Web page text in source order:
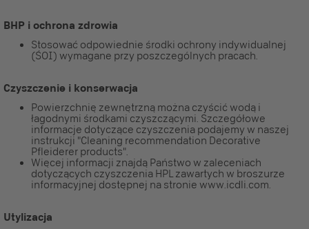
BHP i ochrona zdrowia
Stosować odpowiednie środki ochrony indywidualnej
(ŚOI) wymagane przy poszczególnych pracach.
Czyszczenie i konserwacja
Powierzchnię zewnętrzną można czyścić wodą i
łagodnymi środkami czyszczącymi. Szczegółowe
informacje dotyczące czyszczenia podajemy w naszej
instrukcji "Cleaning recommendation Decorative
Pfleiderer products".
Więcej informacji znajdą Państwo w zaleceniach
dotyczących czyszczenia HPL zawartych w broszurze
informacyjnej dostępnej na stronie www.icdli.com.
Utylizacja